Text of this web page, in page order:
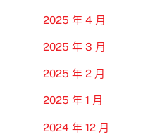
2025 年 4 月
2025 年 3 月
2025 年 2 月
2025 年 1 月
2024 年 12 月